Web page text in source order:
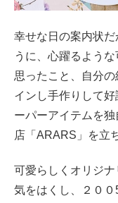
幸せな日の案内状
うに、心躍るよう
思ったこと、自分
インし手作りして
ーパーアイテムを
店「ARARS」を立
可愛らしくオリジ
気をはくし、２０